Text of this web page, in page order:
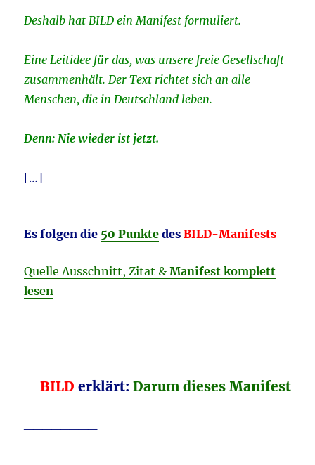
Deshalb hat BILD ein Manifest formuliert.
Eine ­Leitidee für das, was unsere freie Gesellschaft
zusammenhält. Der Text richtet sich an alle
Menschen, die in Deutschland leben.
Denn: Nie wieder ist jetzt.
[…]
Es folgen die 50 Punkte desBILD-Manifests
Quelle Ausschnitt, Zitat &Manifest komplett
lesen
BILD erklärt: Darum dieses Manifest